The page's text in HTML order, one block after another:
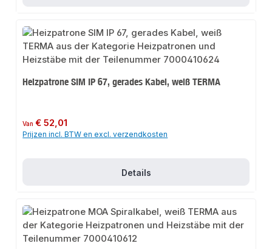
Heizpatrone SIM IP 67, gerades Kabel, weiß TERMA
Normale prijs:
Van€ 52,01
Prijzen incl. BTW en excl. verzendkosten
Details